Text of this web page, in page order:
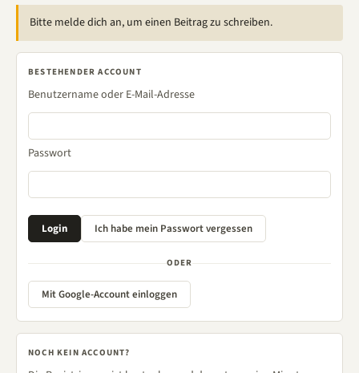
Bitte melde dich an, um einen Beitrag zu schreiben.
BESTEHENDER ACCOUNT
Benutzername oder E-Mail-Adresse
Passwort
ODER
Mit Google-Account einloggen
NOCH KEIN ACCOUNT?